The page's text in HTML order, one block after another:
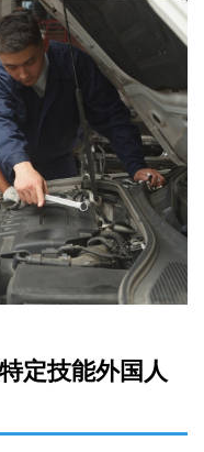
定技能外国人